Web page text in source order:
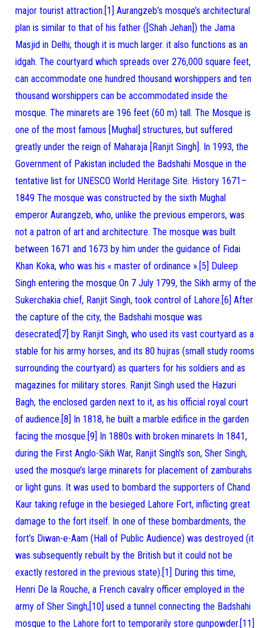
major tourist attraction.[1] Aurangzeb’s mosque’s architectural
plan is similar to that of his father ([Shah Jehan]) the Jama
Masjid in Delhi; though it is much larger. it also functions as an
idgah. The courtyard which spreads over 276,000 square feet,
can accommodate one hundred thousand worshippers and ten
thousand worshippers can be accommodated inside the
mosque. The minarets are 196 feet (60 m) tall. The Mosque is
one of the most famous [Mughal] structures, but suffered
greatly under the reign of Maharaja [Ranjit Singh]. In 1993, the
Government of Pakistan included the Badshahi Mosque in the
tentative list for UNESCO World Heritage Site. History 1671–
1849 The mosque was constructed by the sixth Mughal
emperor Aurangzeb, who, unlike the previous emperors, was
not a patron of art and architecture. The mosque was built
between 1671 and 1673 by him under the guidance of Fidai
Khan Koka, who was his « master of ordinance ».[5] Duleep
Singh entering the mosque On 7 July 1799, the Sikh army of the
Sukerchakia chief, Ranjit Singh, took control of Lahore.[6] After
the capture of the city, the Badshahi mosque was
desecrated[7] by Ranjit Singh, who used its vast courtyard as a
stable for his army horses, and its 80 hujras (small study rooms
surrounding the courtyard) as quarters for his soldiers and as
magazines for military stores. Ranjit Singh used the Hazuri
Bagh, the enclosed garden next to it, as his official royal court
of audience.[8] In 1818, he built a marble edifice in the garden
facing the mosque.[9] In 1880s with broken minarets In 1841,
during the First Anglo-Sikh War, Ranjit Singh’s son, Sher Singh,
used the mosque’s large minarets for placement of zamburahs
or light guns. It was used to bombard the supporters of Chand
Kaur taking refuge in the besieged Lahore Fort, inflicting great
damage to the fort itself. In one of these bombardments, the
fort’s Diwan-e-Aam (Hall of Public Audience) was destroyed (it
was subsequently rebuilt by the British but it could not be
exactly restored in the previous state).[1] During this time,
Henri De la Rouche, a French cavalry officer employed in the
army of Sher Singh,[10] used a tunnel connecting the Badshahi
mosque to the Lahore fort to temporarily store gunpowder.[11]